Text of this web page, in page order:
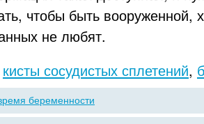
чтобы быть вооруженной,
не любят.
кисты сосудистых сплетений,
беременности